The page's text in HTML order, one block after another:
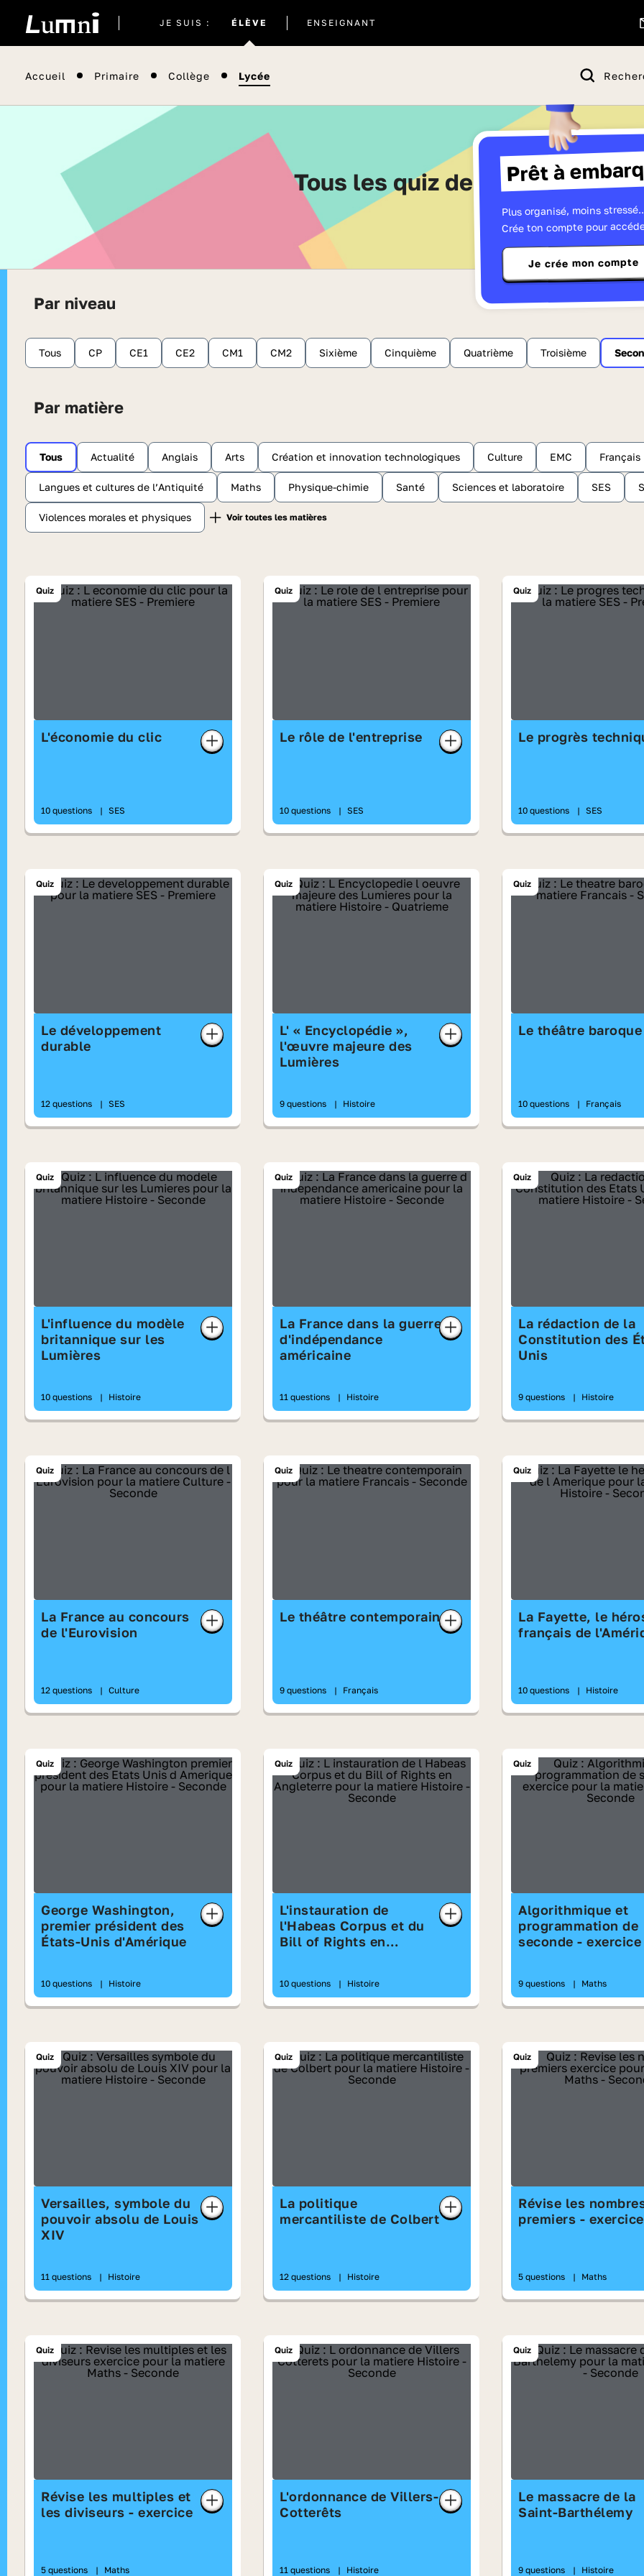
JE SUIS : ÉLÈVE
actuel
ENSEIGNANT
Accueil Primaire Collège Lycée
Prêt à
Plus organisé, moins
Crée ton compte pour
Je crée mon compte
Tous les quiz de Seconde -
Par niveau
Tous CP CE1 CE2 CM1 CM2 Sixième Cinquième Quatrième Troisième
Par matière
Tous Actualité Anglais Arts Création et innovation technologiques Culture EMC Français
Langues et cultures de l’Antiquité Maths Physique-chimie Santé Sciences et laboratoire SES
Violences morales et physiques
Quiz
L'économie du clic
10 questions | SES
Quiz
Le rôle de l'entreprise
10 questions | SES
Quiz
Le progrès
10 questions | SES
Quiz
Le développement
durable
12 questions | SES
Quiz
L' « Encyclopédie »,
l'œuvre majeure des
Lumières
9 questions | Histoire
Quiz
Le théâtre baroque
10 questions | Français
Quiz
L'influence du modèle
britannique sur les
Lumières
10 questions | Histoire
Quiz
La France dans la guerre
d'indépendance
américaine
11 questions | Histoire
Quiz
La rédaction de la
Constitution des
Unis
9 questions | Histoire
Quiz
La France au concours
de l'Eurovision
12 questions | Culture
Quiz
Le théâtre contemporain
9 questions | Français
Quiz
La Fayette, le
français de
10 questions | Histoire
Quiz
George Washington,
premier président des
États‑Unis d'Amérique
10 questions | Histoire
Quiz
L'instauration de
l'Habeas Corpus et du
Bill of Rights en
10 questions | Histoire
Quiz
Algorithmique et
programmation de
seconde - exercice
9 questions | Maths
Quiz
Versailles, symbole du
pouvoir absolu de Louis
XIV
11 questions | Histoire
Quiz
La politique
mercantiliste de Colbert
12 questions | Histoire
Quiz
Révise les
premiers - exercice
5 questions | Maths
Quiz
Révise les multiples et
les diviseurs - exercice
5 questions | Maths
Quiz
L'ordonnance de Villers-
Cotterêts
11 questions | Histoire
Quiz
Le massacre de la
Saint‑Barthélemy
9 questions | Histoire